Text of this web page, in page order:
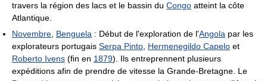
travers la région des lacs et le bassin du Congo atteint la côte
Atlantique.
Novembre Benguela : Début de l'exploration de l'Angola par les
explorateurs portugais Serpa Pinto Hermenegildo Capelo et
Roberto Ivens (fin en 1879). Ils entreprennent plusieurs
expéditions afin de prendre de vitesse la Grande-Bretagne. Le